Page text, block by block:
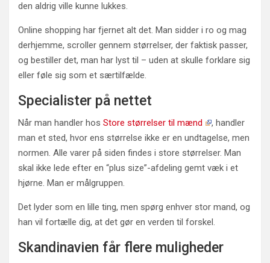
den aldrig ville kunne lukkes.
Online shopping har fjernet alt det. Man sidder i ro og mag
derhjemme, scroller gennem størrelser, der faktisk passer,
og bestiller det, man har lyst til – uden at skulle forklare sig
eller føle sig som et særtilfælde.
Specialister på nettet
Når man handler hos Store størrelser til mænd
, handler
man et sted, hvor ens størrelse ikke er en undtagelse, men
normen. Alle varer på siden findes i store størrelser. Man
skal ikke lede efter en “plus size”-afdeling gemt væk i et
hjørne. Man er målgruppen.
Det lyder som en lille ting, men spørg enhver stor mand, og
han vil fortælle dig, at det gør en verden til forskel.
Skandinavien får flere muligheder